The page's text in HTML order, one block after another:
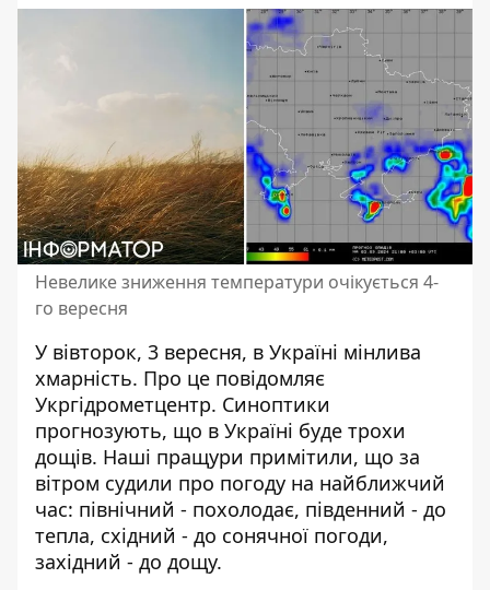
Невелике зниження температури очікується 4-
го вересня
У вівторок, 3 вересня, в Україні мінлива
хмарність. Про це повідомляє
Укргідрометцентр. Синоптики
прогнозують, що в Україні буде трохи
дощів. Наші пращури примітили, що за
вітром судили про погоду на найближчий
час: північний - похолодає, південний - до
тепла, східний - до сонячної погоди,
західний - до дощу.